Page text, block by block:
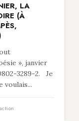
LA
(À
», janvier
3289-2. Je
voulais...